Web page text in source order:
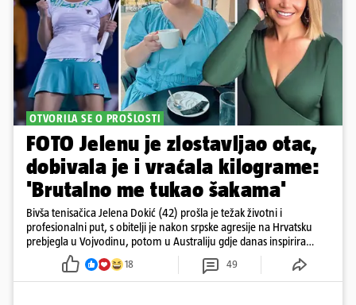
OTVORILA SE O PROŠLOSTI
FOTO Jelenu je zlostavljao otac,
dobivala je i vraćala kilograme:
'Brutalno me tukao šakama'
Bivša tenisačica Jelena Dokić (42) prošla je težak životni i
profesionalni put, s obitelji je nakon srpske agresije na Hrvatsku
prebjegla u Vojvodinu, potom u Australiju gdje danas inspirira
18 49